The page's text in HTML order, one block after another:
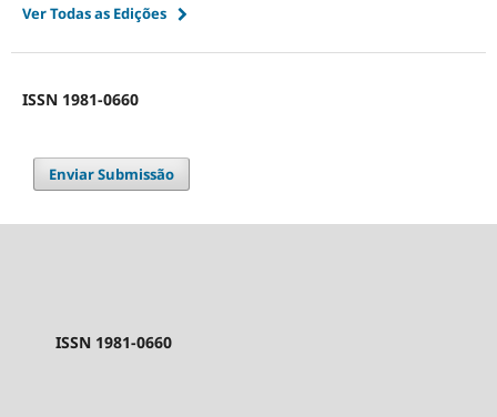
Ver Todas as Edições
ISSN 1981-0660
Enviar Submissão
ISSN 1981-0660